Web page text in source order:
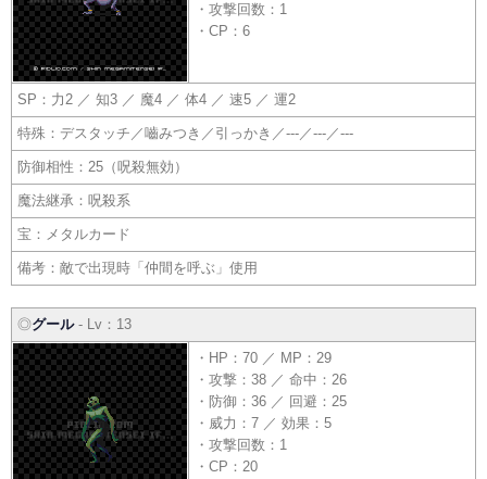
・攻撃回数：1
・CP：6
SP：力2 ／ 知3 ／ 魔4 ／ 体4 ／ 速5 ／ 運2
特殊：デスタッチ／嚙みつき／引っかき／---／---／---
防御相性：25（呪殺無効）
魔法継承：呪殺系
宝：メタルカード
備考：敵で出現時「仲間を呼ぶ」使用
◎グール- Lv：13
・HP：70 ／ MP：29
・攻撃：38 ／ 命中：26
・防御：36 ／ 回避：25
・威力：7 ／ 効果：5
・攻撃回数：1
・CP：20